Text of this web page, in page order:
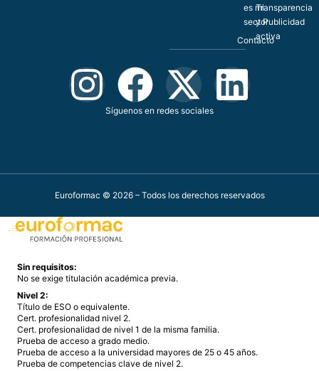
es mi
sector
Contacto
Transparencia
y Publicidad
activa
Síguenos en redes sociales
Euroformac © 2026 – Todos los derechos reservados
Sin requisitos:
No se exige titulación académica previa.
Nivel 2:
Título de ESO o equivalente.
Cert. profesionalidad nivel 2.
Cert. profesionalidad de nivel 1 de la misma familia.
Prueba de acceso a grado medio.
Prueba de acceso a la universidad mayores de 25 o 45 años.
Prueba de competencias clave de nivel 2.